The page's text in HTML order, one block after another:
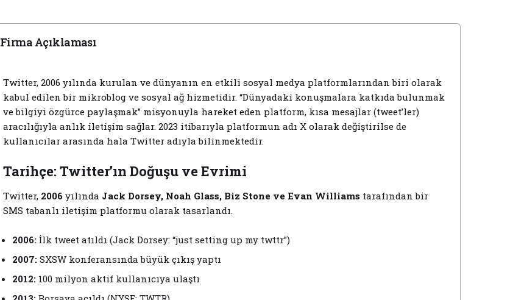
Firma Açıklaması
Twitter, 2006 yılında kurulan ve dünyanın en etkili sosyal medya platformlarından biri olarak
kabul edilen bir mikroblog ve sosyal ağ hizmetidir. “Dünyadaki konuşmalara katkıda bulunmak
ve bilgiyi özgürce paylaşmak” misyonuyla hareket eden platform, kısa mesajlar (tweet’ler)
aracılığıyla anlık iletişim sağlar. 2023 itibarıyla platformun adı X olarak değiştirilse de
kullanıcılar arasında hala Twitter adıyla bilinmektedir.
Tarihçe: Twitter’ın Doğuşu ve Evrimi
Twitter, 2006 yılında Jack Dorsey, Noah Glass, Biz Stone ve Evan Williams tarafından bir
SMS tabanlı iletişim platformu olarak tasarlandı.
2006: İlk tweet atıldı (Jack Dorsey: “just setting up my twttr”)
2007: SXSW konferansında büyük çıkış yaptı
2012: 100 milyon aktif kullanıcıya ulaştı